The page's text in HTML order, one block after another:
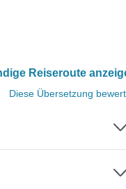
Reiseroute
Diese Übersetzung